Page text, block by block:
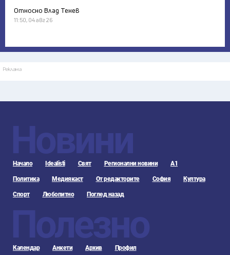
Относно Влад Тенев
11:50, 04 авг 26
Реклама
Новини
Начало Idealisti Свят Регионални новини А1
Политика Медиякаст От редакторите София Култура
Спорт Любопитно Поглед назад
Полезно
Календар Анкети Архив Профил